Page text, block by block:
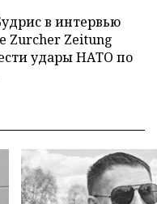
в интервью
Zurcher Zeitung
удары НАТО по